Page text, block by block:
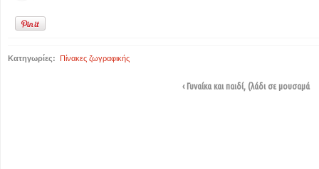
Κατηγωρίες: Πίνακες ζωγραφικής
‹ Γυναίκα και παιδί, (λάδι σε μουσαμά